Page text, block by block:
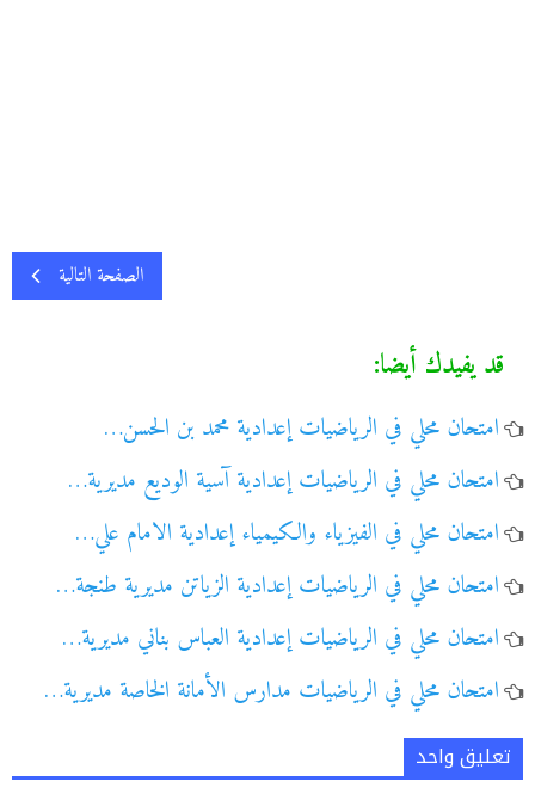
الصفحة التالية
قد يفيدك أيضا:
امتحان محلي في الرياضيات إعدادية محمد بن الحسن…
امتحان محلي في الرياضيات إعدادية آسية الوديع مديرية…
امتحان محلي في الفيزياء والكيمياء إعدادية الامام علي…
امتحان محلي في الرياضيات إعدادية الزياتن مديرية طنجة…
امتحان محلي في الرياضيات إعدادية العباس بناني مديرية…
امتحان محلي في الرياضيات مدارس الأمانة الخاصة مديرية…
تعليق واحد